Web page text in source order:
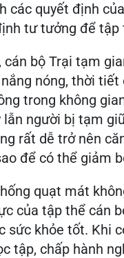
các quyết định
tư tưởng để
cán bộ Trại tạm
nóng, thời
trong không
người bị tạm
rất dễ trở nên
để có thể giảm
quạt mát
của tập thể cán
sức khỏe tốt. Khi
tập, chấp hành